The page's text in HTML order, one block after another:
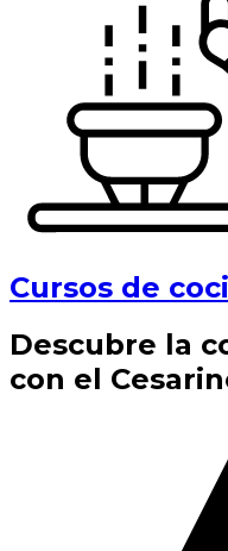
Cursos de
Descubre la
con el